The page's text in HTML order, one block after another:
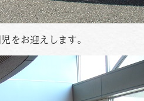
をお迎えします。